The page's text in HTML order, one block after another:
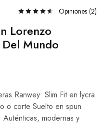
Opiniones (2)
Lorenzo
Mundo
Ranwey: Slim Fit en lycra
o corte Suelto en spun
modernas y